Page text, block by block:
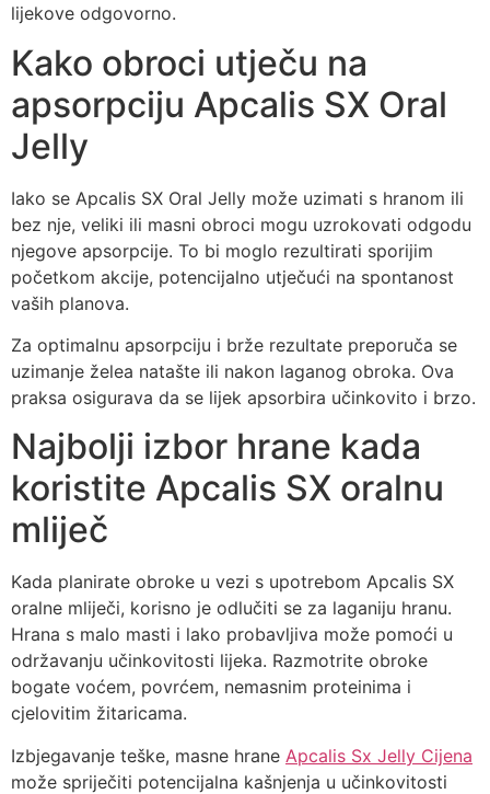
lijekove odgovorno.
Kako obroci utječu na
apsorpciju Apcalis SX Oral
Jelly
Iako se Apcalis SX Oral Jelly može uzimati s hranom ili
bez nje, veliki ili masni obroci mogu uzrokovati odgodu
njegove apsorpcije. To bi moglo rezultirati sporijim
početkom akcije, potencijalno utječući na spontanost
vaših planova.
Za optimalnu apsorpciju i brže rezultate preporuča se
uzimanje želea natašte ili nakon laganog obroka. Ova
praksa osigurava da se lijek apsorbira učinkovito i brzo.
Najbolji izbor hrane kada
koristite Apcalis SX oralnu
mliječ
Kada planirate obroke u vezi s upotrebom Apcalis SX
oralne mliječi, korisno je odlučiti se za laganiju hranu.
Hrana s malo masti i lako probavljiva može pomoći u
održavanju učinkovitosti lijeka. Razmotrite obroke
bogate voćem, povrćem, nemasnim proteinima i
cjelovitim žitaricama.
Izbjegavanje teške, masne hrane Apcalis Sx Jelly Cijena
može spriječiti potencijalna kašnjenja u učinkovitosti